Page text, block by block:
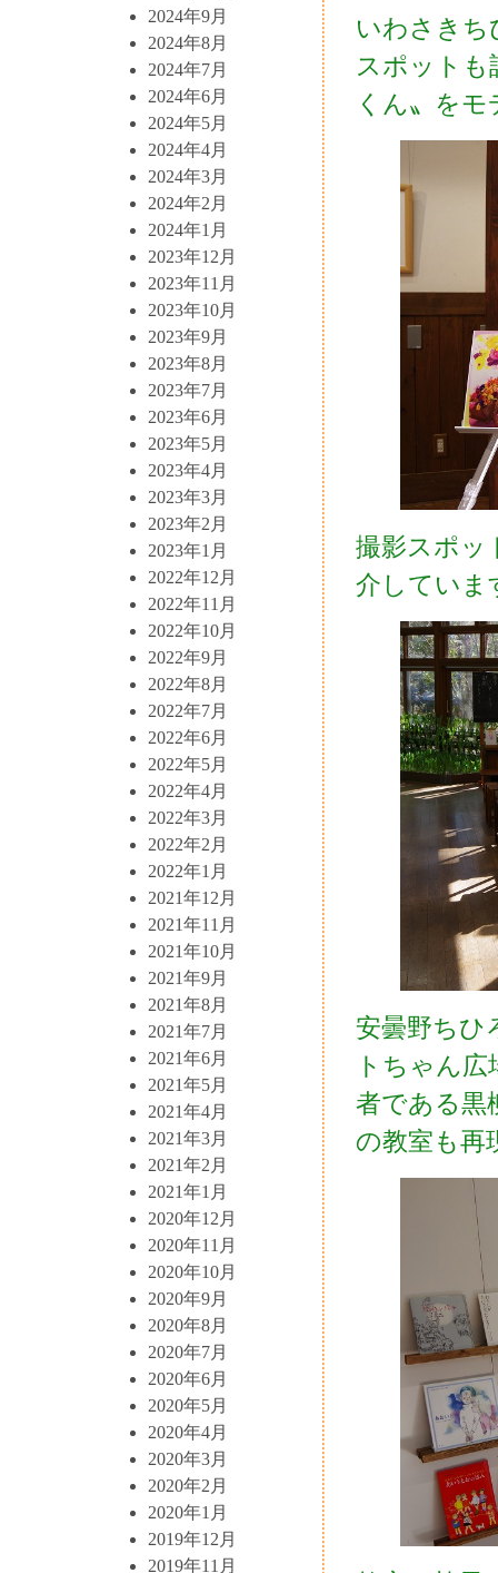
2024年9月
2024年8月
2024年7月
2024年6月
2024年5月
2024年4月
2024年3月
2024年2月
2024年1月
2023年12月
2023年11月
2023年10月
2023年9月
2023年8月
2023年7月
2023年6月
2023年5月
2023年4月
2023年3月
2023年2月
2023年1月
2022年12月
2022年11月
2022年10月
2022年9月
2022年8月
2022年7月
2022年6月
2022年5月
2022年4月
2022年3月
2022年2月
2022年1月
2021年12月
2021年11月
2021年10月
2021年9月
2021年8月
2021年7月
2021年6月
2021年5月
2021年4月
2021年3月
2021年2月
2021年1月
2020年12月
2020年11月
2020年10月
2020年9月
2020年8月
2020年7月
2020年6月
2020年5月
2020年4月
2020年3月
2020年2月
2020年1月
2019年12月
2019年11月
いわさきち
スポットも
くん〟を
撮影スポッ
介していま
安曇野ちひ
トちゃん
者である黒
の教室も再